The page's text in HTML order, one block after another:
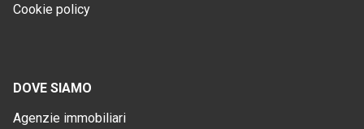
Cookie policy
DOVE SIAMO
Agenzie immobiliari